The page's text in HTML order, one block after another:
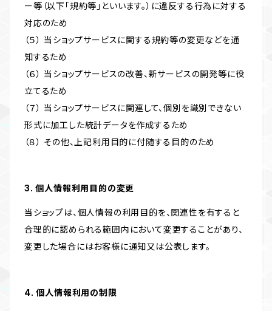
ー等（以下「規約等」といいます。）に違反する行為に対する
対応のため
（５） 当ショップサービスに関する規約等の変更などを通
知するため
（６） 当ショップサービスの改善、新サービスの開発等に役
立てるため
（７） 当ショップサービスに関連して、個別を識別できない
形式に加工した統計データを作成するため
（８） その他、上記利用目的に付随する目的のため
3. 個人情報利用目的の変更
当ショップは、個人情報の利用目的を、関連性を有すると
合理的に認められる範囲内において変更することがあり、
変更した場合にはお客様に通知又は公表します。
4. 個人情報利用の制限